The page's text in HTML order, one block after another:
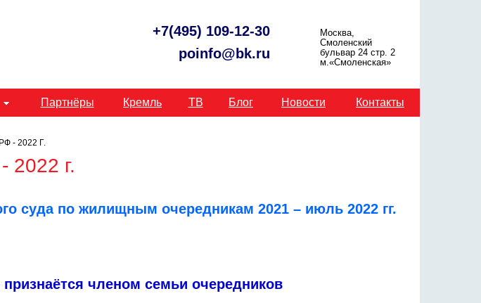
+7(495) 109-12-30
poinfo@bk.ru
Москва,
Смоленский
бульвар 24 стр. 2
м.«Смоленская»
Партнёры Кремль ТВ Блог Новости Контакты
- 2022 Г.
2022 г.
суда по жилищным очередникам 2021 – июль 2022 гг.
членом семьи очередников